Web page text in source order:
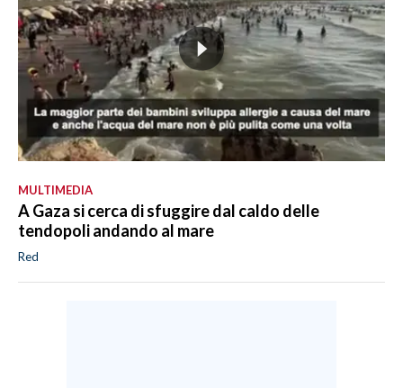
MULTIMEDIA
A Gaza si cerca di sfuggire dal caldo delle
tendopoli andando al mare
Red